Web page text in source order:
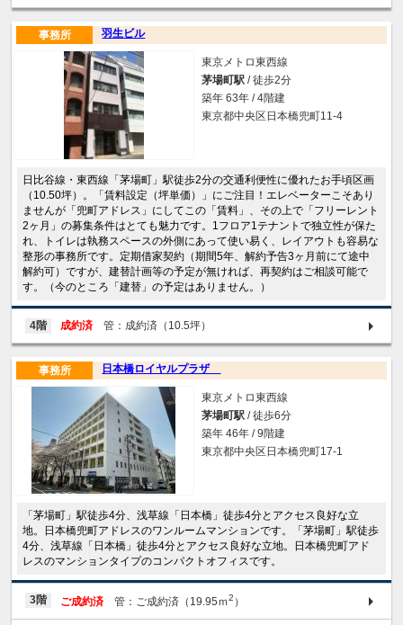
羽生ビル
事務所
東京メトロ東西線
茅場町駅 / 徒歩2分
築年 63年 / 4階建
東京都中央区日本橋兜町11-4
日比谷線・東西線「茅場町」駅徒歩2分の交通利便性に優れたお手頃区画
（10.50坪）。「賃料設定（坪単価）」にご注目！エレベーターこそあり
ませんが「兜町アドレス」にしてこの「賃料」、その上で「フリーレント
2ヶ月」の募集条件はとても魅力です。1フロア1テナントで独立性が保た
れ、トイレは執務スペースの外側にあって使い易く、レイアウトも容易な
整形の事務所です。定期借家契約（期間5年、解約予告3ヶ月前にて途中
解約可）ですが、建替計画等の予定が無ければ、再契約はご相談可能で
す。（今のところ「建替」の予定はありません。）
4階 成約済 管：成約済（10.5坪）
日本橋ロイヤルプラザ
事務所
東京メトロ東西線
茅場町駅 / 徒歩6分
築年 46年 / 9階建
東京都中央区日本橋兜町17-1
「茅場町」駅徒歩4分、浅草線「日本橋」徒歩4分とアクセス良好な立
地。日本橋兜町アドレスのワンルームマンションです。「茅場町」駅徒歩
4分、浅草線「日本橋」徒歩4分とアクセス良好な立地。日本橋兜町アド
レスのマンションタイプのコンパクトオフィスです。
3階 ご成約済 管：ご成約済（19.95ｍ2 ）